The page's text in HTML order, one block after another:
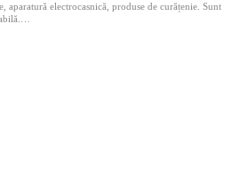
aparatură electrocasnică, produse de curățenie. Sunt